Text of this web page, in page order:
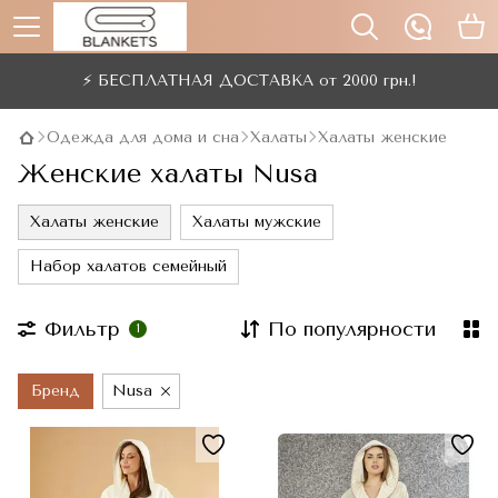
⚡ БЕСПЛАТНАЯ ДОСТАВКА от 2000 грн.!
Одежда для дома и сна Халаты Халаты женские
Женские халаты Nusa
Халаты женские Халаты мужские
Набор халатов семейный
Фильтр 1 По популярности
Бренд Nusa